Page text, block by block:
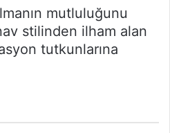
mutluluğunu
stilinden ilham alan
tutkunlarına